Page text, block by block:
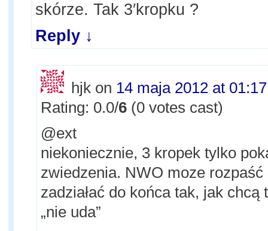
skórze. Tak 3′kropku ?
Reply ↓
hjk on 14 maja 2012 at 01:17
Rating: 0.0/6(0 votes cast)
@ext
niekoniecznie, 3 kropek tylko
zwiedzenia. NWO moze rozpaść
zadziałać do końca tak, jak
„nie uda”